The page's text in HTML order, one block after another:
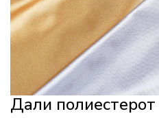
Дали полиестерот